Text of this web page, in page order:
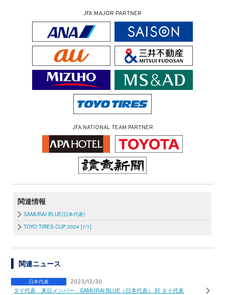
JFA MAJOR PARTNER
JFA NATIONAL TEAM PARTNER
関連情報
SAMURAI BLUE(日本代表)
TOYO TIRES CUP 2024 [1/1]
関連ニュース
日本代表 2023/12/30
タイ代表 来日メンバー SAMURAI BLUE（日本代表） 対 タイ代表